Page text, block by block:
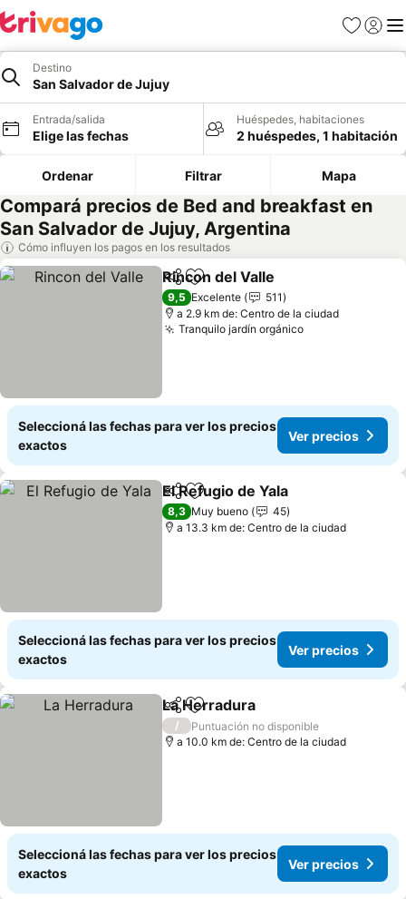
Favoritos
Iniciar
Destino
San Salvador de Jujuy
Entrada/salida
Elige las fechas
Huéspedes, habitaciones
2 huéspedes, 1 habitación
Ordenar Filtrar Mapa
Compará precios de Bed and breakfast en
San Salvador de Jujuy, Argentina
Cómo influyen los pagos en los resultados
CompartirAñadir a favoritos
Rincon del Valle
9,5 Excelente
511
a 2.9 km de: Centro de la ciudad
Tranquilo jardín orgánicoVer precios
Seleccioná las fechas para ver los precios
exactos
Ver precios
CompartirAñadir a favoritos
El Refugio de Yala
8,3 Muy bueno
45
a 13.3 km de: Centro de la ciudad
Seleccioná las fechas para ver los precios
exactos
Ver precios
CompartirAñadir a favoritos
La Herradura
/
Puntuación no disponible
a 10.0 km de: Centro de la ciudad
Seleccioná las fechas para ver los precios
exactos
Ver precios